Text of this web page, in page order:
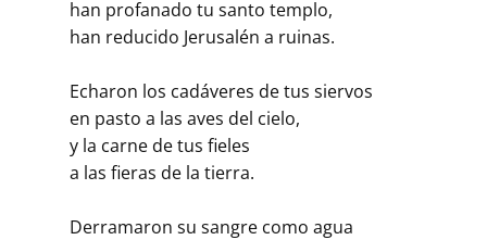
han profanado tu santo templo,
han reducido Jerusalén a ruinas.
Echaron los cadáveres de tus siervos
en pasto a las aves del cielo,
y la carne de tus fieles
a las fieras de la tierra.
Derramaron su sangre como agua